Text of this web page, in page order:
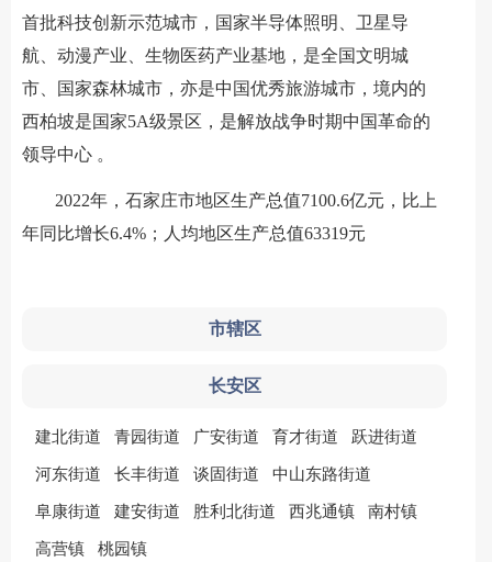
首批科技创新示范城市，国家半导体照明、卫星导
航、动漫产业、生物医药产业基地，是全国文明城
市、国家森林城市，亦是中国优秀旅游城市，境内的
西柏坡是国家5A级景区，是解放战争时期中国革命的
领导中心 。
2022年，石家庄市地区生产总值7100.6亿元，比上
年同比增长6.4%；人均地区生产总值63319元
市辖区
长安区
建北街道 青园街道 广安街道 育才街道 跃进街道
河东街道 长丰街道 谈固街道 中山东路街道
阜康街道 建安街道 胜利北街道 西兆通镇 南村镇
高营镇 桃园镇